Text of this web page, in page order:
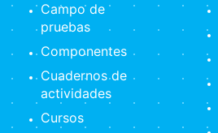
Campo de
pruebas
Componentes
Cuadernos de
actividades
Cursos